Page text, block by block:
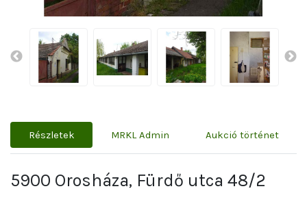
Részletek MRKL Admin Aukció történet
5900 Orosháza, Fürdő utca 48/2